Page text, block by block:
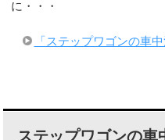
に・・・
「ステップワゴンの車
ステップワゴンの